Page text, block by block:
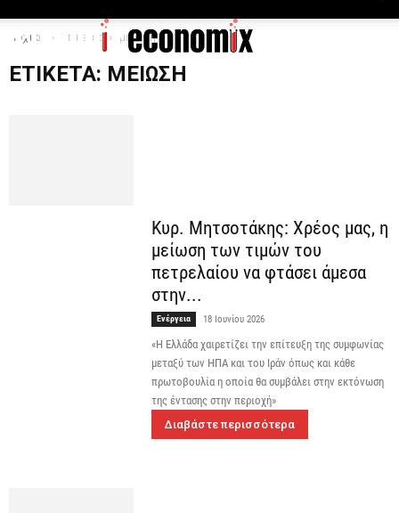
Αρχική Ετικέτες μείωση
ΕΤΙΚΈΤΑ: ΜΕΊΩΣΗ
Κυρ. Μητσοτάκης: Χρέος μας, η
μείωση των τιμών του
πετρελαίου να φτάσει άμεσα
στην...
Ενέργεια 18 Ιουνίου 2026
«Η Ελλάδα χαιρετίζει την επίτευξη της συμφωνίας
μεταξύ των ΗΠΑ και του Ιράν όπως και κάθε
πρωτοβουλία η οποία θα συμβάλει στην εκτόνωση
της έντασης στην περιοχή»
Διαβάστε περισσότερα